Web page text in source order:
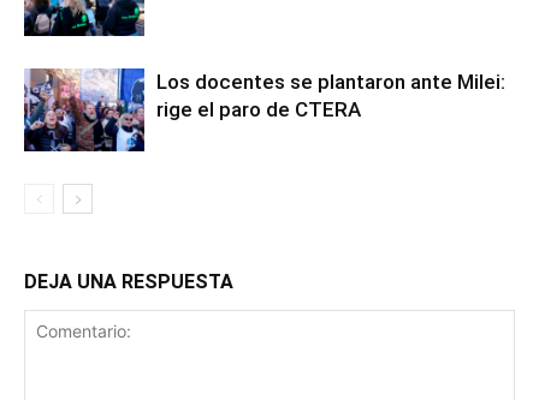
Los docentes se plantaron ante Milei:
rige el paro de CTERA
DEJA UNA RESPUESTA